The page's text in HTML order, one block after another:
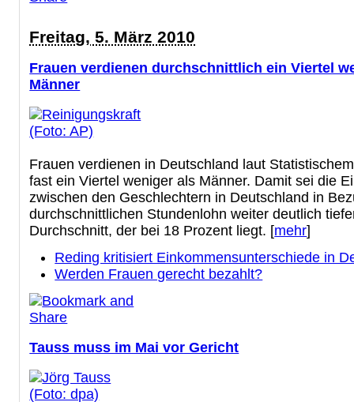
Freitag, 5. März 2010
Frauen verdienen durchschnittlich ein Viertel
Männer
Frauen verdienen in Deutschland laut
fast ein Viertel weniger als Männer. Damit sei die
zwischen den Geschlechtern in Deutschland in
durchschnittlichen Stundenlohn weiter deutlich
Durchschnitt, der bei 18 Prozent liegt. [mehr]
Reding kritisiert Einkommensunterschiede in
Werden Frauen gerecht bezahlt?
Tauss muss im Mai vor Gericht